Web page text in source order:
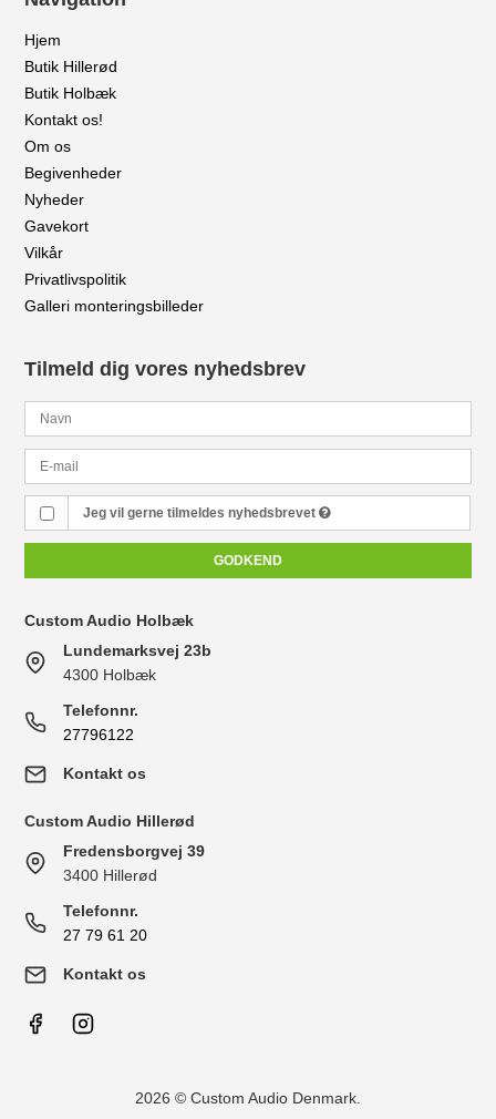
Hjem
Butik Hillerød
Butik Holbæk
Kontakt os!
Om os
Begivenheder
Nyheder
Gavekort
Vilkår
Privatlivspolitik
Galleri monteringsbilleder
Tilmeld dig vores nyhedsbrev
Jeg vil gerne tilmeldes nyhedsbrevet
GODKEND
Custom Audio Holbæk
Lundemarksvej 23b
4300 Holbæk
Telefonnr.
27796122
Kontakt os
Custom Audio Hillerød
Fredensborgvej 39
3400 Hillerød
Telefonnr.
27 79 61 20
Kontakt os
2026 © Custom Audio Denmark.